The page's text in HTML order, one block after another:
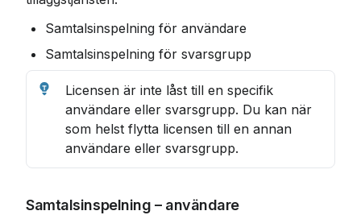
Samtalsinspelning för användare
Samtalsinspelning för svarsgrupp
Licensen är inte låst till en specifik
användare eller svarsgrupp. Du kan när
som helst flytta licensen till en annan
användare eller svarsgrupp.
Samtalsinspelning – användare